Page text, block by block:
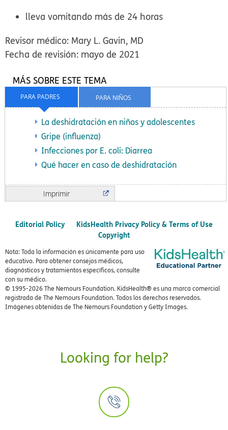
lleva vomitando más de 24 horas
Revisor médico: Mary L. Gavin, MD
Fecha de revisión: mayo de 2021
PARA NIÑOS
PARA PADRES
MÁS SOBRE ESTE TEMA
La deshidratación en niños y adolescentes
Gripe (influenza)
Infecciones por E. coli: Diarrea
Qué hacer en caso de deshidratación
Imprimir
Editorial Policy
KidsHealth Privacy Policy & Terms of Use
Copyright
Nota: Toda la información es únicamente para uso
educativo. Para obtener consejos médicos,
diagnósticos y tratamientos específicos, consulte
con su médico.
© 1995-2026 The Nemours Foundation. KidsHealth® es una marca comercial
registrada de The Nemours Foundation. Todos los derechos reservados.
Imágenes obtenidas de The Nemours Foundation y Getty Images.
Looking for help?